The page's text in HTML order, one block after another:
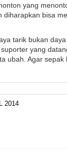
yang
bisa
tarik bukan
yang
ubah. Agar sepak
2014